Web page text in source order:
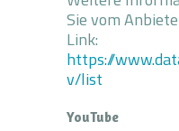
Sie vom
Link:
https://
v/list
YouTube